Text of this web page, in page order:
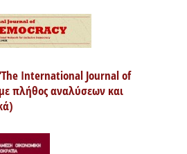
International Journal of
πλήθος αναλύσεων και